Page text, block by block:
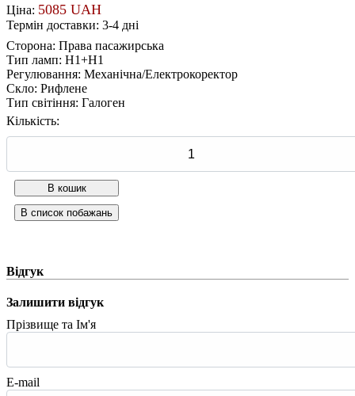
Ціна: 5085 UAH
Термін доставки: 3-4 дні
Сторона: Права пасажирська
Тип ламп: H1+H1
Регулювання: Механічна/Електрокоректор
Скло: Рифлене
Тип світіння: Галоген
Кількість:
Відгук
Залишити відгук
Прізвище та Ім'я
E-mail